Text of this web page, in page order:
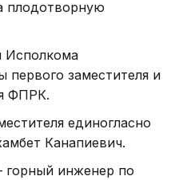
плодотворную
Исполкома
первого заместителя и
ФПРК.
единогласно
Канапиевич.
горный инженер по